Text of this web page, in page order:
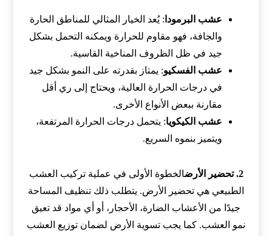
عشب البرمودا : يُعد الخيار المثالي للمناطق الحارة
والجافة، فهو مقاوم للحرارة ويمكنه التحمل بشكل
جيد في ظل الظروف المناخية القاسية.
عشب الفسكيو: يمتاز بقدرته على النمو بشكل جيد
في درجات الحرارة العالية، ويحتاج إلى ري أقل
مقارنة ببعض الأنواع الأخرى.
عشب الكيكويا: يتحمل درجات الحرارة المرتفعة،
ويتميز بنموه السريع.
2. تحضير الأرض
الخطوة الأولى في عملية تركيب العشب
الطبيعي هي تحضير الأرض. يتطلب ذلك تنظيف المساحة
جيدًا من الأعشاب الضارة، الأحجار، أو أي مواد قد تعيق
نمو العشب. كما يجب تسوية الأرض لضمان توزيع العشب